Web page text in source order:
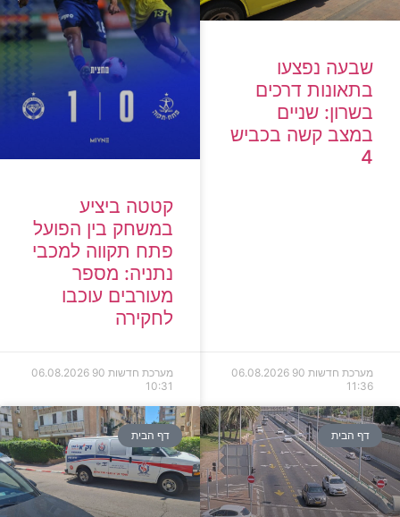
שבעה נפצעו
בתאונות דרכים
בשרון: שניים
במצב קשה בכביש
4
מערכת חדשות 90
06.08.2026
11:36
קטטה ביציע
במשחק בין הפועל
פתח תקווה למכבי
נתניה: מספר
מעורבים עוכבו
לחקירה
מערכת חדשות 90
06.08.2026
10:31
דף הבית דף הבית